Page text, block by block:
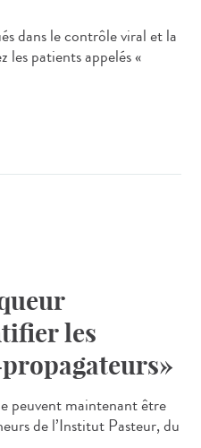
dans le contrôle viral et la
les patients appelés «
les
peuvent maintenant être
de l’Institut Pasteur, du